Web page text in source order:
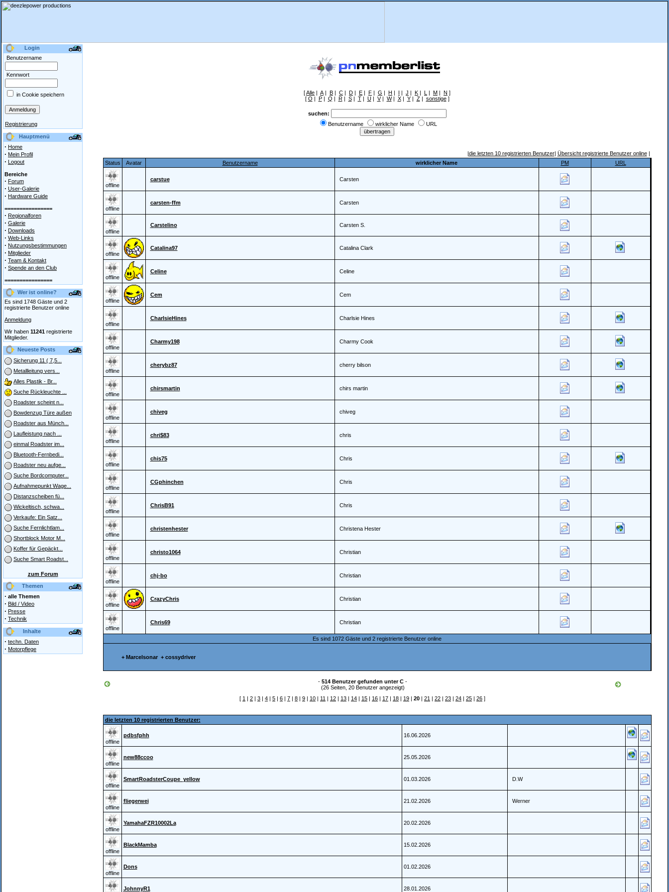
Login
Benutzername
Kennwort
in Cookie speichern
Registrierung
Hauptmenü
· Home
· Mein Profil
· Logout
Bereiche
· Forum
· User-Galerie
· Hardware Guide
================
· Regionalforen
· Galerie
· Downloads
· Web-Links
· Nutzungsbestimmungen
· Mitglieder
· Team & Kontakt
· Spende an den Club
================
Wer ist online?
Es sind 1748 Gäste und 2
registrierte Benutzer online
Anmeldung
Wir haben 11241 registrierte
Mitglieder.
Neueste Posts
Sicherung 11 ( 7,5...
Metallleitung vers...
Alles Plastik - Br...
Suche Rückleuchte ...
Roadster scheint n...
Bowdenzug Türe außen
Roadster aus Münch...
Laufleistung nach ...
einmal Roadster im...
Bluetooth-Fernbedi...
Roadster neu aufge...
Suche Bordcomputer...
Aufnahmepunkt Wage...
Distanzscheiben fü...
Wickeltisch, schwa...
Verkaufe: Ein Satz...
Suche Fernlichtlam...
Shortblock Motor M...
Koffer für Gepäckt...
Suche Smart Roadst...
zum Forum
Themen
· alle Themen
· Bild / Video
· Presse
· Technik
Inhalte
· techn. Daten
· Motorpflege
[Alle | A | B | C | D | E | F | G | H | I | J | K | L | M | N ]
[ O | P| Q | R| S| T| U| V| W| X| Y| Z| sonstige]
suchen:
Benutzername
wirklicher Name URL
|die letzten 10 registrierten Benutzer| Übersicht registrierte Benutzer online|
Status
Avatar Benutzername wirklicher Name PM URL
offline
carstue Carsten
offline
carsten-ffm Carsten
offline
Carstelino Carsten S.
offline
Catalina97 Catalina Clark
offline
Celine Celine
offline
Cem Cem
offline
CharlsieHines Charlsie Hines
offline
Charmy198 Charmy Cook
offline
cherybz87 cherry bilson
offline
chirsmartin chirs martin
offline
chiveg chiveg
offline
chri$83 chris
offline
chis75 Chris
offline
CGphinchen Chris
offline
ChrisB91 Chris
offline
christenhester Christena Hester
offline
christo1064 Christian
offline
chj-bo Christian
offline
CrazyChris Christian
offline
Chris69 Christian
Es sind 1072 Gäste und 2 registrierte Benutzer online
+ Marcelsonar + cossydriver
- 514 Benutzer gefunden unter C -
(26 Seiten, 20 Benutzer angezeigt)
[ 1 | 2 | 3 | 4 | 5 | 6 | 7 | 8 | 9 | 10 | 11 | 12 | 13 | 14 | 15 | 16 | 17 | 18 | 19 | 20 | 21 | 22 | 23 | 24 | 25 | 26 ]
die letzten 10 registrierten Benutzer:
offline
pdbsfphh 16.06.2026
offline
new88ccoo 25.05.2026
offline
SmartRoadsterCoupe_yellow 01.03.2026 D.W
offline
fliegerwei 21.02.2026 Werner
offline
YamahaFZR10002La 20.02.2026
offline
BlackMamba 15.02.2026
offline
Dons 01.02.2026
JohnnyR1 28.01.2026